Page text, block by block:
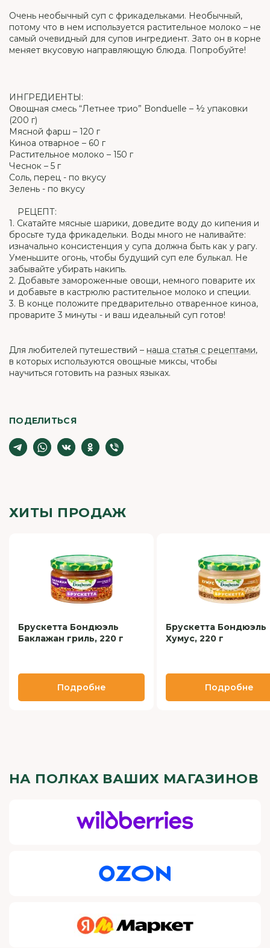
Очень необычный суп с фрикадельками. Необычный,
потому что в нем используется растительное молоко – не
самый очевидный для супов ингредиент. Зато он в корне
меняет вкусовую направляющую блюда. Попробуйте!
ИНГРЕДИЕНТЫ:
Овощная смесь “Летнее трио” Bonduelle – ½ упаковки
(200 г)
Мясной фарш – 120 г
Киноа отварное – 60 г
Растительное молоко – 150 г
Чеснок – 5 г
Соль, перец - по вкусу
Зелень - по вкусу
⠀ РЕЦЕПТ:
1. Скатайте мясные шарики, доведите воду до кипения и
бросьте туда фрикадельки. Воды много не наливайте:
изначально консистенция у супа должна быть как у рагу.
Уменьшите огонь, чтобы будущий суп еле булькал. Не
забывайте убирать накипь.
2. Добавьте замороженные овощи, немного поварите их
и добавьте в кастрюлю растительное молоко и специи.
3. В конце положите предварительно отваренное киноа,
проварите 3 минуты - и ваш идеальный суп готов!
Для любителей путешествий – наша статья с рецептами,
в которых используются овощные миксы, чтобы
научиться готовить на разных языках.
ПОДЕЛИТЬСЯ
ХИТЫ ПРОДАЖ
Брускетта Бондюэль
Баклажан гриль, 220 г
Подробне
Брускетта Бондюэль
Хумус, 220 г
Подробне
НА ПОЛКАХ ВАШИХ МАГАЗИНОВ